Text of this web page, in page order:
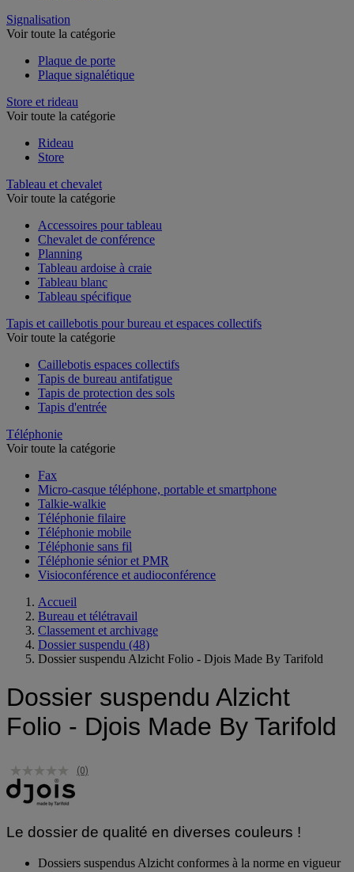
Signalisation
Voir toute la catégorie
Plaque de porte
Plaque signalétique
Store et rideau
Voir toute la catégorie
Rideau
Store
Tableau et chevalet
Voir toute la catégorie
Accessoires pour tableau
Chevalet de conférence
Planning
Tableau ardoise à craie
Tableau blanc
Tableau spécifique
Tapis et caillebotis pour bureau et espaces collectifs
Voir toute la catégorie
Caillebotis espaces collectifs
Tapis de bureau antifatigue
Tapis de protection des sols
Tapis d'entrée
Téléphonie
Voir toute la catégorie
Fax
Micro-casque téléphone, portable et smartphone
Talkie-walkie
Téléphonie filaire
Téléphonie mobile
Téléphonie sans fil
Téléphonie sénior et PMR
Visioconférence et audioconférence
Accueil
Bureau et télétravail
Classement et archivage
Dossier suspendu (48)
Dossier suspendu Alzicht Folio - Djois Made By Tarifold
Dossier suspendu Alzicht
Folio - Djois Made By Tarifold
(0)
Le dossier de qualité en diverses couleurs !
Dossiers suspendus Alzicht conformes à la norme en vigueur